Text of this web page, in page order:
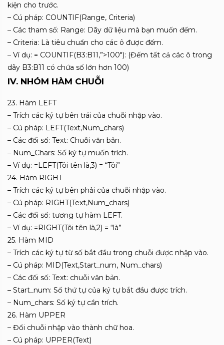
kiện cho trước.
– Cú pháp: COUNTIF(Range, Criteria)
– Các tham số: Range: Dãy dữ liệu mà bạn muốn đếm.
– Criteria: Là tiêu chuẩn cho các ô được đếm.
– Ví dụ: = COUNTIF(B3:B11,”>100″): (Đếm tất cả các ô trong
dãy B3:B11 có chứa số lớn hơn 100)
IV. NHÓM HÀM CHUỖI
23. Hàm LEFT
– Trích các ký tự bên trái của chuỗi nhập vào.
– Cú pháp: LEFT(Text,Num_chars)
– Các đối số: Text: Chuỗi văn bản.
– Num_Chars: Số ký tự muốn trích.
– Ví dụ: =LEFT(Tôi tên là,3) = “Tôi”
24. Hàm RIGHT
– Trích các ký tự bên phải của chuỗi nhập vào.
– Cú pháp: RIGHT(Text,Num_chars)
– Các đối số: tương tự hàm LEFT.
– Ví dụ: =RIGHT(Tôi tên là,2) = “là”
25. Hàm MID
– Trích các ký tự từ số bắt đầu trong chuỗi được nhập vào.
– Cú pháp: MID(Text,Start_num, Num_chars)
– Các đối số: Text: chuỗi văn bản.
– Start_num: Số thứ tự của ký tự bắt đầu được trích.
– Num_chars: Số ký tự cần trích.
26. Hàm UPPER
– Đổi chuỗi nhập vào thành chữ hoa.
– Cú pháp: UPPER(Text)